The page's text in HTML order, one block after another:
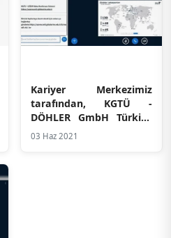
Kariyer Merkezimiz
tarafından, KGTÜ -
DÖHLER GmbH Türkiye
İş Birliği Protokolü
03 Haz 2021